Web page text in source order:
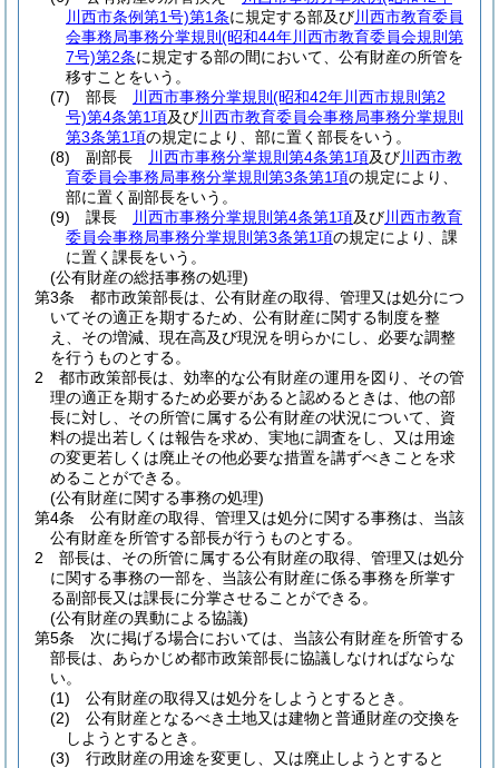
川西市条例第1号)第1条に規定する部及び川西市教育委員
会事務局事務分掌規則 (昭和44年川西市教育委員会規則第
7号)第2条に規定する部の間において、公有財産の所管を
移すことをいう。
(7)
部長 川西市事務分掌規則 (昭和42年川西市規則第2
号)第4条第1項及び川西市教育委員会事務局事務分掌規則
第3条第1項の規定により、部に置く部長をいう。
(8)
副部長 川西市事務分掌規則第4条第1項及び川西市教
育委員会事務局事務分掌規則第3条第1項の規定により、
部に置く副部長をいう。
(9)
課長 川西市事務分掌規則第4条第1項及び川西市教育
委員会事務局事務分掌規則第3条第1項の規定により、課
に置く課長をいう。
(公有財産の総括事務の処理)
第3条
都市政策部長は、公有財産の取得、管理又は処分につ
いてその適正を期するため、公有財産に関する制度を整
え、その増減、現在高及び現況を明らかにし、必要な調整
を行うものとする。
2
都市政策部長は、効率的な公有財産の運用を図り、その管
理の適正を期するため必要があると認めるときは、他の部
長に対し、その所管に属する公有財産の状況について、資
料の提出若しくは報告を求め、実地に調査をし、又は用途
の変更若しくは廃止その他必要な措置を講ずべきことを求
めることができる。
(公有財産に関する事務の処理)
第4条
公有財産の取得、管理又は処分に関する事務は、当該
公有財産を所管する部長が行うものとする。
2
部長は、その所管に属する公有財産の取得、管理又は処分
に関する事務の一部を、当該公有財産に係る事務を所掌す
る副部長又は課長に分掌させることができる。
(公有財産の異動による協議)
第5条
次に掲げる場合においては、当該公有財産を所管する
部長は、あらかじめ都市政策部長に協議しなければならな
い。
(1)
公有財産の取得又は処分をしようとするとき。
(2)
公有財産となるべき土地又は建物と普通財産の交換を
しようとするとき。
(3)
行政財産の用途を変更し、又は廃止しようとすると